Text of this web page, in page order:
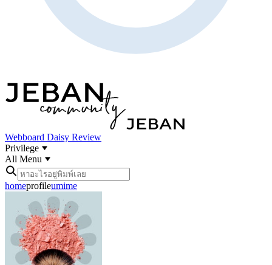
Webboard Daisy Review
Privilege
All Menu
homeprofileumime